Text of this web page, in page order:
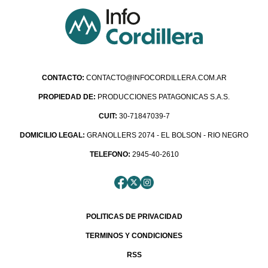
CONTACTO: CONTACTO@INFOCORDILLERA.COM.AR
PROPIEDAD DE: PRODUCCIONES PATAGONICAS S.A.S.
CUIT: 30-71847039-7
DOMICILIO LEGAL: GRANOLLERS 2074 - EL BOLSON - RIO NEGRO
TELEFONO: 2945-40-2610
POLITICAS DE PRIVACIDAD
TERMINOS Y CONDICIONES
RSS